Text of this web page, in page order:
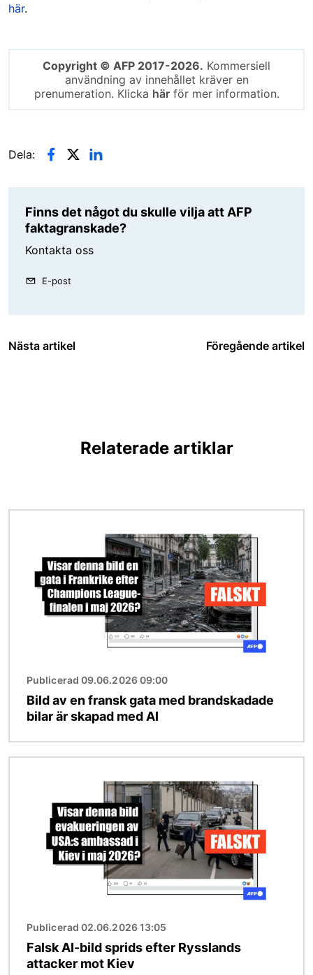
här.
Copyright © AFP 2017-2026. Kommersiell
användning av innehållet kräver en
prenumeration. Klicka härför mer information.
Dela:
Finns det något du skulle vilja att AFP
faktagranskade?
Kontakta oss
E-post
Nästa artikel Föregående artikel
Relaterade artiklar
Publicerad 09.06.2026 09:00
Bild av en fransk gata med brandskadade
bilar är skapad med AI
Publicerad 02.06.2026 13:05
Falsk AI-bild sprids efter Rysslands
attacker mot Kiev